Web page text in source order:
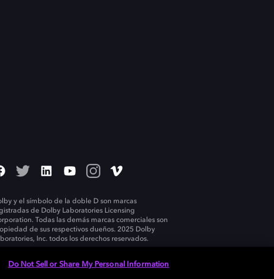
y el símbolo de la doble D son marcas
de Dolby Laboratories Licensing
Todas las demás marcas comerciales son
de sus respectivos dueños. 2025 Dolby
Inc. todos los derechos reservados.
Do Not Sell or Share My Personal Information